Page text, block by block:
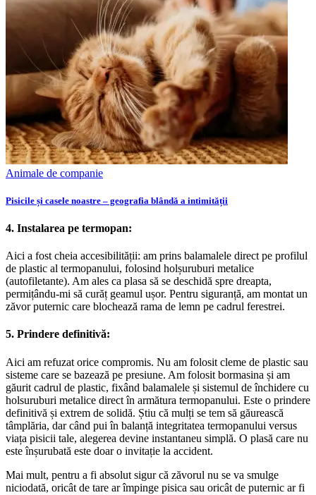
Animale de companie
Pisicile și casele noastre – geografia blândă a intimității
4. Instalarea pe termopan:
Aici a fost cheia accesibilității: am prins balamalele direct pe profilul
de plastic al termopanului, folosind holșuruburi metalice
(autofiletante). Am ales ca plasa să se deschidă spre dreapta,
permițându-mi să curăț geamul ușor. Pentru siguranță, am montat un
zăvor puternic care blochează rama de lemn pe cadrul ferestrei.
5. Prindere definitivă:
Aici am refuzat orice compromis. Nu am folosit cleme de plastic sau
sisteme care se bazează pe presiune. Am folosit bormasina și am
găurit cadrul de plastic, fixând balamalele și sistemul de închidere cu
holsuruburi metalice direct în armătura termopanului. Este o prindere
definitivă și extrem de solidă. Știu că mulți se tem să găurească
tâmplăria, dar când pui în balanță integritatea termopanului versus
viața pisicii tale, alegerea devine instantaneu simplă. O plasă care nu
este înșurubată este doar o invitație la accident.
Mai mult, pentru a fi absolut sigur că zăvorul nu se va smulge
niciodată, oricât de tare ar împinge pisica sau oricât de puternic ar fi